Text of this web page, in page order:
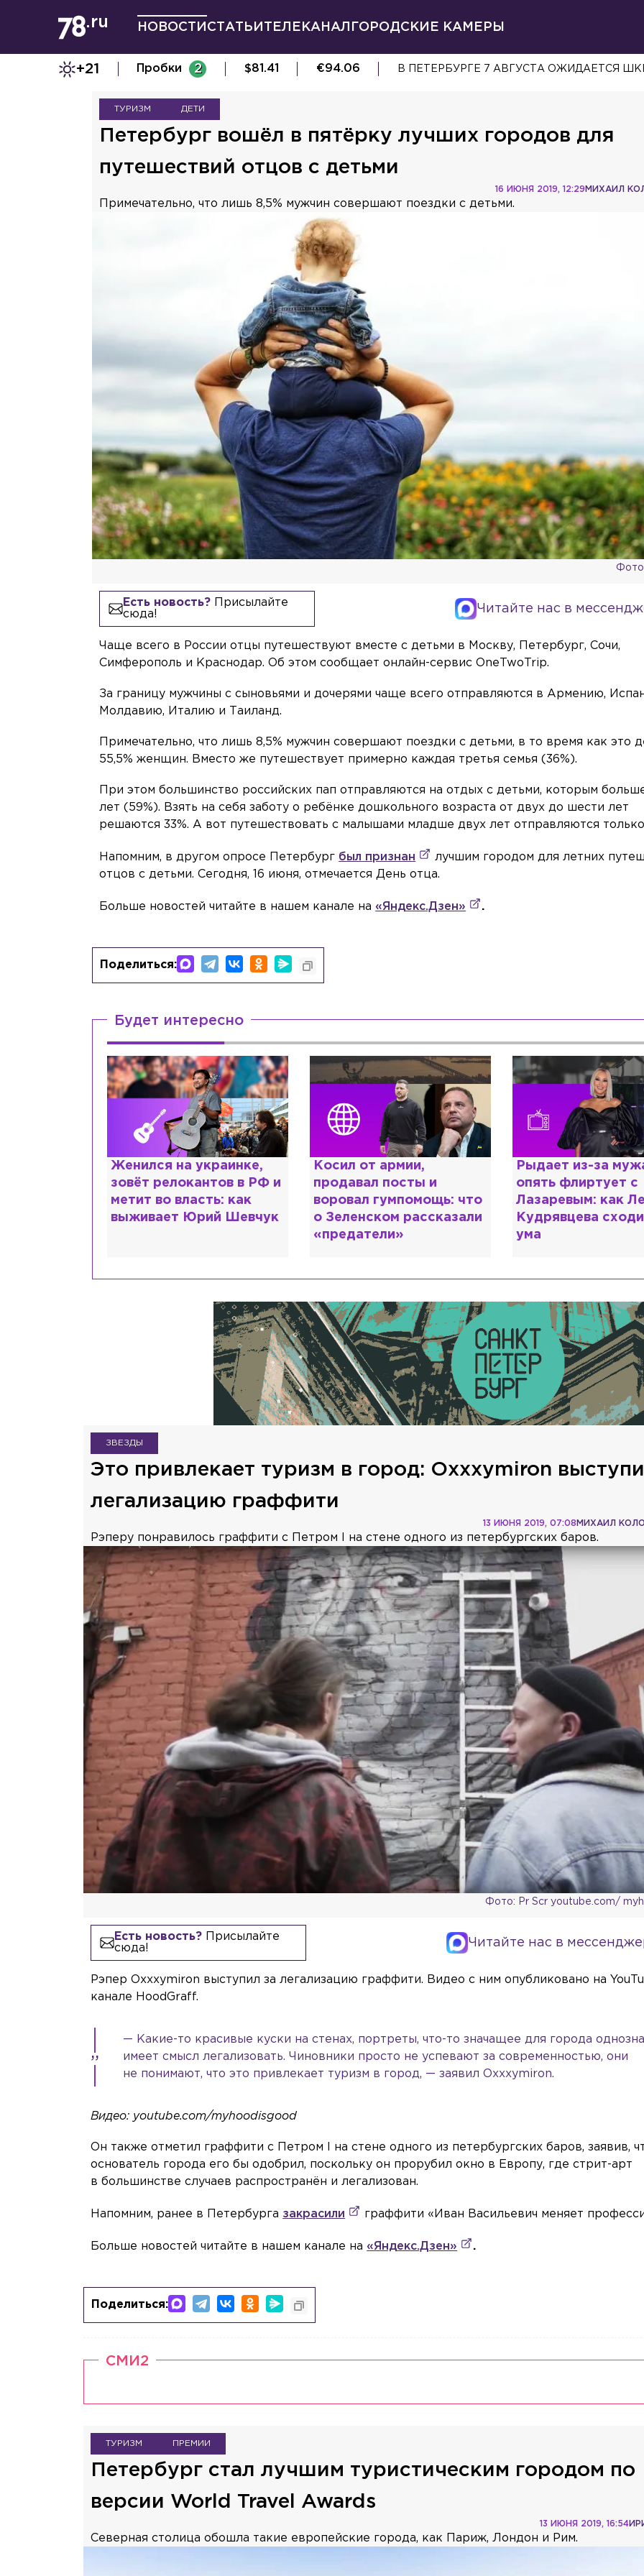
НОВОСТИ СТАТЬИ ТЕЛЕКАНАЛ ГОРОДСКИЕ КАМЕРЫ
+21 Пробки 2 $81.41 €94.06 ЗДАНИЕ НА УЛИЦЕ КОМСОМОЛА, 41
ТУРИЗМ ДЕТИ
Петербург вошёл в пятёрку лучших городов для
путешествий отцов с детьми
МИХАИЛ
16 ИЮНЯ 2019, 12:29
Примечательно, что лишь 8,5% мужчин совершают поездки с детьми.
Есть новость?Присылайте
сюда!
Читайте нас в
Чаще всего в России отцы путешествуют вместе с детьми в Москву, Петербург, Сочи,
Симферополь и Краснодар. Об этом сообщает онлайн-сервис OneTwoTrip.
За границу мужчины с сыновьями и дочерями чаще всего отправляются в Армению,
Молдавию, Италию и Таиланд.
Примечательно, что лишь 8,5% мужчин совершают поездки с детьми, в то время как это
55,5% женщин. Вместо же путешествует примерно каждая третья семья (36%).
При этом большинство российских пап отправляются на отдых с детьми, которым
лет (59%). Взять на себя заботу о ребёнке дошкольного возраста от двух до шести лет
решаются 33%. А вот путешествовать с малышами младше двух лет отправляются только
Напомним, в другом опросе Петербург был признан
лучшим городом для летних
отцов с детьми. Сегодня, 16 июня, отмечается День отца.
Больше новостей читайте в нашем канале на«Яндекс.Дзен» .
Поделиться:
Будет интересно
Женился на украинке,
зовёт релокантов в РФ и
метит во власть: как
выживает Юрий Шевчук
Косил от армии,
продавал посты и
воровал гумпомощь: что
о Зеленском рассказали
«предатели»
Рыдает из-за
опять флиртует с
Лазаревым: как
Кудрявцева
ума
ЗВЕЗДЫ
Это привлекает туризм в город: Oxxxymiron
легализацию граффити
МИХАИЛ
13 ИЮНЯ 2019, 07:08
Рэперу понравилось граффити с Петром I на стене одного из петербургских баров.
Фото: Pr Scr youtube.com/
Есть новость?Присылайте
сюда!
Читайте нас в
Рэпер Oxxxymiron выступил за легализацию граффити. Видео с ним опубликовано на
канале HoodGraff.
— Какие-то красивые куски на стенах, портреты, что-то значащее для города
имеет смысл легализовать. Чиновники просто не успевают за современностью, они
не понимают, что это привлекает туризм в город, — заявил Oxxxymiron.
Видео: youtube.com/myhoodisgood
Он также отметил граффити с Петром I на стене одного из петербургских баров, заявив,
основатель города его бы одобрил, поскольку он прорубил окно в Европу, где стрит-арт
в большинстве случаев распространён и легализован.
Напомним, ранее в Петербурга закрасили граффити «Иван Васильевич меняет
Больше новостей читайте в нашем канале на«Яндекс.Дзен» .
Поделиться:
СМИ2
ТУРИЗМ ПРЕМИИ
Петербург стал лучшим туристическим городом по
версии World Travel Awards
13 ИЮНЯ 2019, 16:54
Северная столица обошла такие европейские города, как Париж, Лондон и Рим.